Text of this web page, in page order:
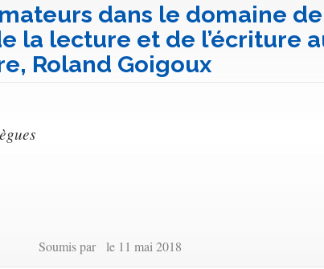
dans le domaine de
la lecture et de l’écriture
Roland Goigoux
Soumis par le 11 mai 2018